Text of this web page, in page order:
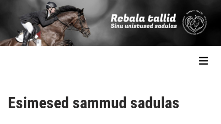
Esimesed sammud sadulas